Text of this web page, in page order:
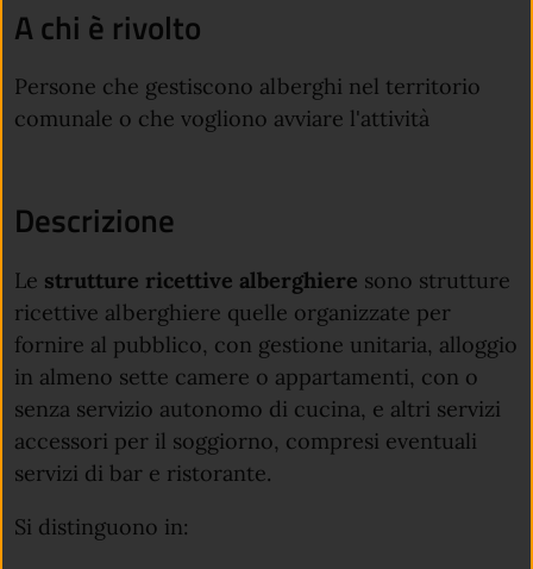
A chi è rivolto
Persone che gestiscono alberghi nel territorio
comunale o che vogliono avviare l'attività
Descrizione
Le strutture ricettive alberghiere sono strutture
ricettive alberghiere quelle organizzate per
fornire al pubblico, con gestione unitaria, alloggio
in almeno sette camere o appartamenti, con o
senza servizio autonomo di cucina, e altri servizi
accessori per il soggiorno, compresi eventuali
servizi di bar e ristorante.
Si distinguono in: